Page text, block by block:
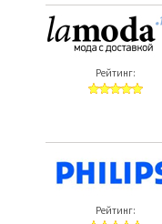
Рейтинг:
Рейтинг: